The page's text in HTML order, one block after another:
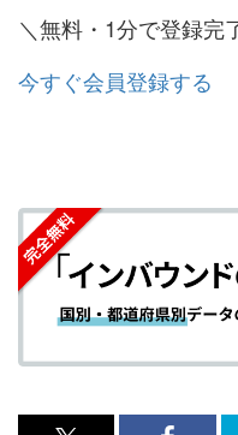
＼無料・1分で登録完
今すぐ会員登録する